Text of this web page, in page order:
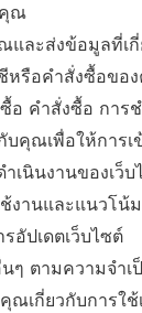
คุณ
และส่งข้อมูลที่เ
หรือคำสั่งซื้อขอ
อ คำสั่งซื้อ การ
บคุณเพื่อให้กา
เนินงานของเว็บ
งานและแนวโ
อัปเดตเว็บไซต์
ๆ ตามความจำเ
ณเกี่ยวกับการใ